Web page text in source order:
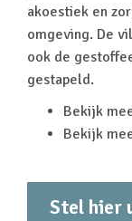
akoestiek en
omgeving. De
ook de
gestapeld.
Bekijk
Bekijk
Stel hier